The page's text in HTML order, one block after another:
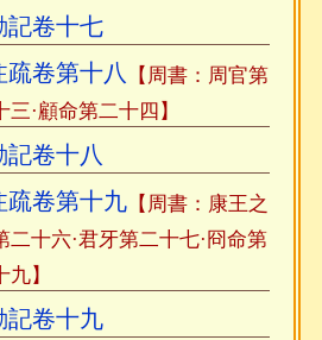
卷十七
卷第十八
【周書：周官第
·顧命第二十四】
卷十八
卷第十九【周書：康王之
二十六·君牙第二十七·冏命第
】
卷十九